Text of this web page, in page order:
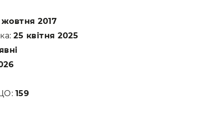
жовтня 2017
25 квітня 2025
159